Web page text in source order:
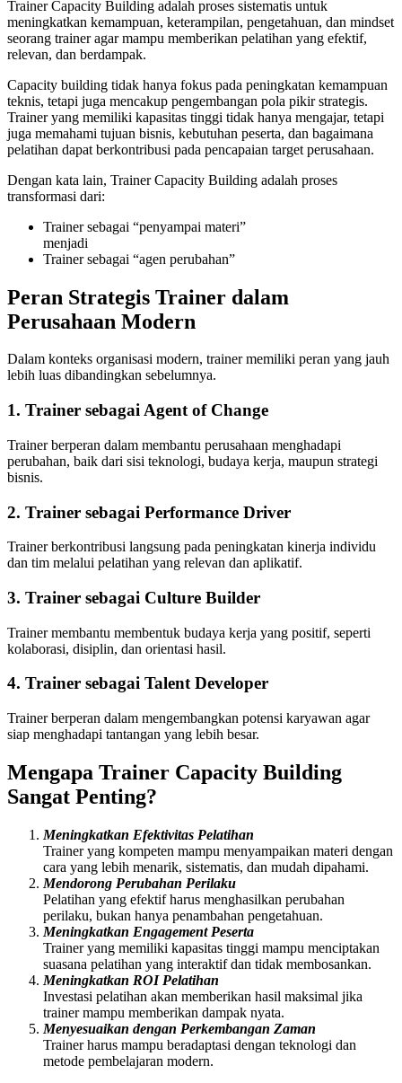
Trainer Capacity Building adalah proses sistematis untuk
meningkatkan kemampuan, keterampilan, pengetahuan, dan mindset
seorang trainer agar mampu memberikan pelatihan yang efektif,
relevan, dan berdampak.
Capacity building tidak hanya fokus pada peningkatan kemampuan
teknis, tetapi juga mencakup pengembangan pola pikir strategis.
Trainer yang memiliki kapasitas tinggi tidak hanya mengajar, tetapi
juga memahami tujuan bisnis, kebutuhan peserta, dan bagaimana
pelatihan dapat berkontribusi pada pencapaian target perusahaan.
Dengan kata lain, Trainer Capacity Building adalah proses
transformasi dari:
Trainer sebagai “penyampai materi”
menjadi
Trainer sebagai “agen perubahan”
Peran Strategis Trainer dalam
Perusahaan Modern
Dalam konteks organisasi modern, trainer memiliki peran yang jauh
lebih luas dibandingkan sebelumnya.
1. Trainer sebagai Agent of Change
Trainer berperan dalam membantu perusahaan menghadapi
perubahan, baik dari sisi teknologi, budaya kerja, maupun strategi
bisnis.
2. Trainer sebagai Performance Driver
Trainer berkontribusi langsung pada peningkatan kinerja individu
dan tim melalui pelatihan yang relevan dan aplikatif.
3. Trainer sebagai Culture Builder
Trainer membantu membentuk budaya kerja yang positif, seperti
kolaborasi, disiplin, dan orientasi hasil.
4. Trainer sebagai Talent Developer
Trainer berperan dalam mengembangkan potensi karyawan agar
siap menghadapi tantangan yang lebih besar.
Mengapa Trainer Capacity Building
Sangat Penting?
Meningkatkan Efektivitas Pelatihan
Trainer yang kompeten mampu menyampaikan materi dengan
cara yang lebih menarik, sistematis, dan mudah dipahami.
Mendorong Perubahan Perilaku
Pelatihan yang efektif harus menghasilkan perubahan
perilaku, bukan hanya penambahan pengetahuan.
Meningkatkan Engagement Peserta
Trainer yang memiliki kapasitas tinggi mampu menciptakan
suasana pelatihan yang interaktif dan tidak membosankan.
Meningkatkan ROI Pelatihan
Investasi pelatihan akan memberikan hasil maksimal jika
trainer mampu memberikan dampak nyata.
Menyesuaikan dengan Perkembangan Zaman
Trainer harus mampu beradaptasi dengan teknologi dan
metode pembelajaran modern.